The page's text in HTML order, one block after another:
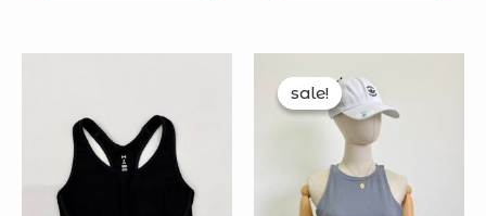
sale!
sale!
price
was:
$200.00.